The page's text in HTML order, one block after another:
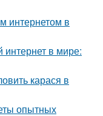
интернетом в
в мире:
карася в
опытных